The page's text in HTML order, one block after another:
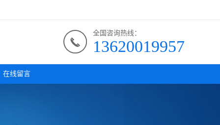
全国咨询热线：
13620019957
在线留言